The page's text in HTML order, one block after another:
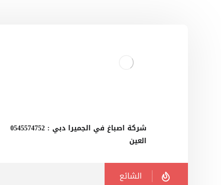
‫شركة اصباغ في الجميرا دبي : 0545574752
العين
الشائع